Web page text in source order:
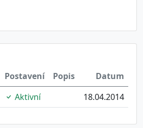
Postavení Popis
Datum
Aktivní 18.04.2014